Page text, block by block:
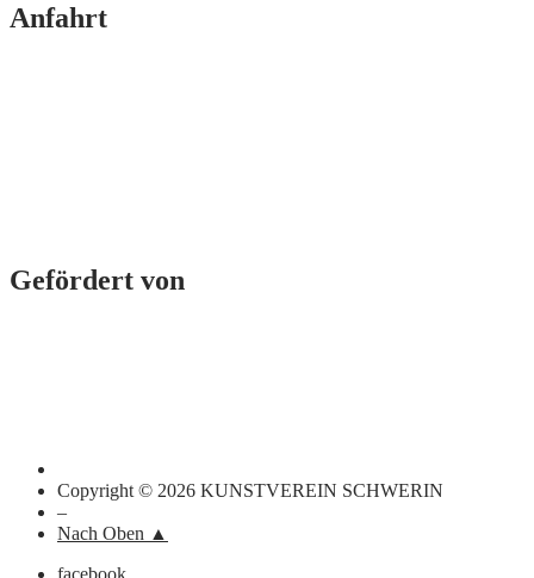
Anfahrt
Gefördert von
Copyright © 2026 KUNSTVEREIN SCHWERIN
–
Nach Oben ▲